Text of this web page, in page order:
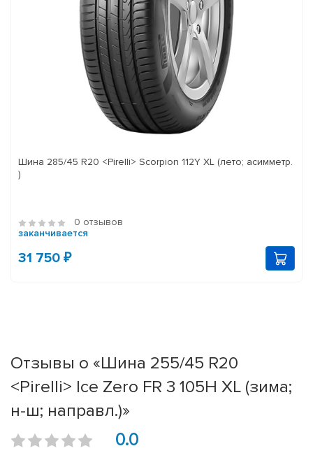
Шина 285/45 R20 <Pirelli> Scorpion 112Y XL (лето; асимметр.
)
0 отзывов
заканчивается
31 750 ₽
Отзывы о «Шина 255/45 R20
<Pirelli> Ice Zero FR 3 105H XL (зима;
н-ш; направл.)»
0.0